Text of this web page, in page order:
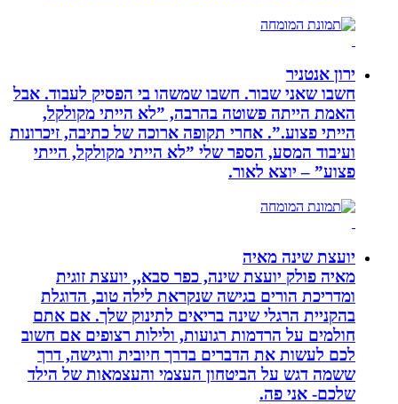
ירון אנטניר
חשבו שאני שבור. חשבו שמשהו בי הפסיק לעבוד. אבל
האמת הייתה פשוטה בהרבה, ”לא הייתי מקולקל,
הייתי פצוע.”. אחרי תקופה ארוכה של כתיבה, זיכרונות
ועיבוד המסע, הספר שלי ”לא הייתי מקולקל, הייתי
פצוע” – יוצא לאור.
יועצת שינה מאיה
מאיה פולק יועצת שינה, כפר סבא,, יועצת זוגית
ומדריכת הורים בגישה שנקראת לילה טוב, הדוגלת
בהקניית הרגלי שינה בריאים לתינוק שלך. אם אתם
חולמים על הרדמות רגועות, ולילות רצופים אם חשוב
לכם לעשות את הדברים בדרך חיובית ורגישה, דרך
ששמה דגש על הביטחון העצמי והעצמאות של הילד
שלכם- אני פה.